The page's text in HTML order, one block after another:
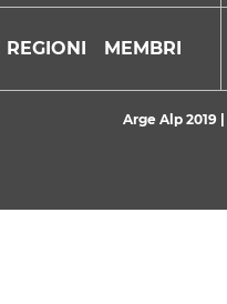
REGIONI MEMBRI
Arge Alp 2019 |